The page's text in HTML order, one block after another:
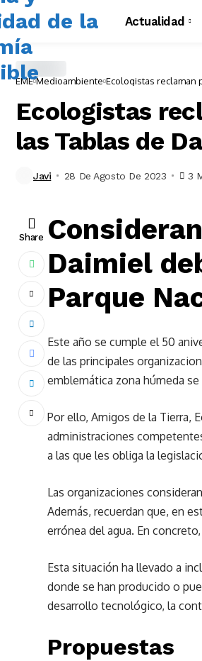
Actualidad
EME Medioambiente Ecologistas reclaman
Ecologistas
las Tablas de
Javi 28 De Agosto De 2023 3
Share
Daimiel
Parque
Este año se cumple el 50
de las principales
emblemática zona húmeda
Por ello, Amigos de la Tierra,
administraciones
a las que les obliga la
Las organizaciones
Además, recuerdan que, en
errónea del agua. En
Esta situación ha llevado a
donde se han producido o
desarrollo tecnológico, la
Propuestas